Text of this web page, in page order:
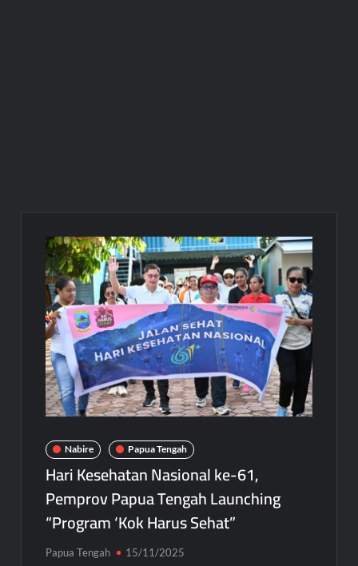
Nabire Papua Tengah
Hari Kesehatan Nasional ke-61,
Pemprov Papua Tengah Launching
“Program ‘Kok Harus Sehat”
Papua Tengah 15/11/2025